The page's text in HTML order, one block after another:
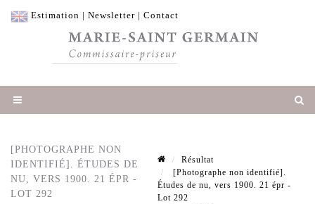
Estimation | Newsletter | Contact
[PHOTOGRAPHE NON
IDENTIFIÉ]. ÉTUDES DE
NU, VERS 1900. 21 ÉPR -
LOT 292
Résultat
[Photographe non identifié].
Études de nu, vers 1900. 21 épr -
Lot 292